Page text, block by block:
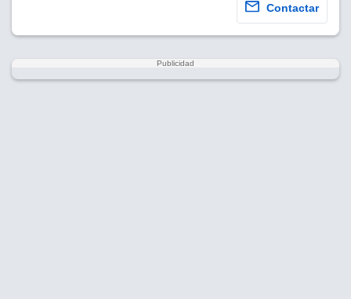
Contactar